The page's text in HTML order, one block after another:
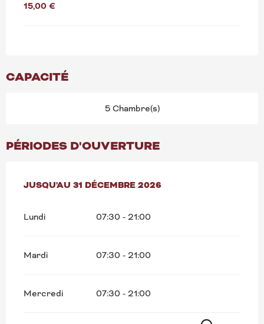
15,00 €
CAPACITÉ
5 Chambre(s)
PÉRIODES D'OUVERTURE
DU15 JANVIER 2026AU31 DÉCEMBRE 2026
JUSQU'AU 31 DÉCEMBRE 2026
Lundi 07:30 - 21:00
Mardi 07:30 - 21:00
Mercredi 07:30 - 21:00